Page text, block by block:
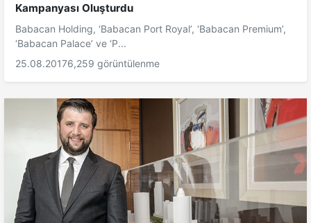
Kampanyası Oluşturdu
Babacan Holding, ‘Babacan Port Royal’, ‘Babacan Premium’,
‘Babacan Palace’ ve ‘P...
25.08.20176,259 görüntülenme